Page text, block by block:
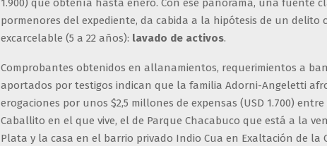
1.900) que obtenía hasta enero. Con ese panorama, una fuente
pormenores del expediente, da cabida a la hipótesis de un delito
excarcelable (5 a 22 años): lavado de activos.
Comprobantes obtenidos en allanamientos, requerimientos a
aportados por testigos indican que la familia Adorni-Angeletti
erogaciones por unos $2,5 millones de expensas (USD 1.700)
Caballito en el que vive, el de Parque Chacabuco que está a la
Plata y la casa en el barrio privado Indio Cua en Exaltación de la